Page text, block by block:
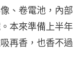
、卷電池，內部
本來準備上半年
再香，也香不過